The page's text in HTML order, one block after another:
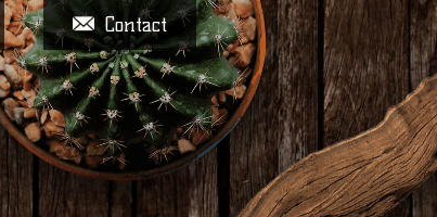
Contact